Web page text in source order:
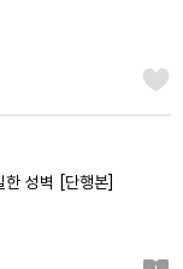
한 성벽 [단행본]